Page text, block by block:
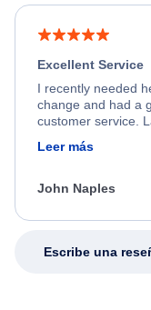
Excellent Service
I recently needed
change and had a
customer service.
friendly, and very
process. She
appreciate her
Leer más
John Naples
Escribe una